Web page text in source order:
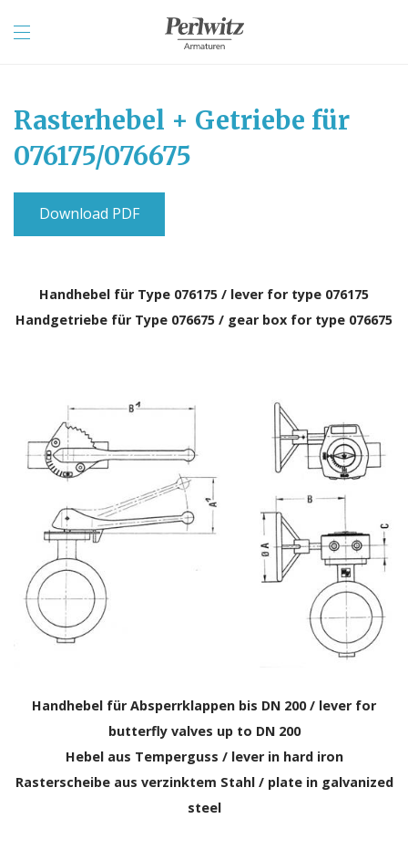
Rasterhebel + Getriebe für
076175/076675
Download PDF
Handhebel für Type 076175 / lever for type 076175
Handgetriebe für Type 076675 / gear box for type 076675
Handhebel für Absperrklappen bis DN 200 / lever for
butterfly valves up to DN 200
Hebel aus Temperguss / lever in hard iron
Rasterscheibe aus verzinktem Stahl / plate in galvanized
steel